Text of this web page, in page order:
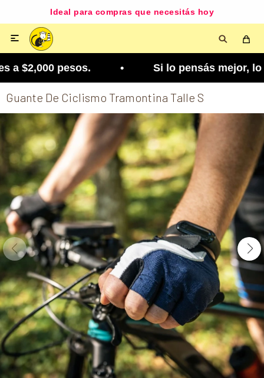
Ideal para compras que necesitás hoy

a $2,000 pesos. • Si lo pensás mejor, lo
Guante De Ciclismo Tramontina Talle S